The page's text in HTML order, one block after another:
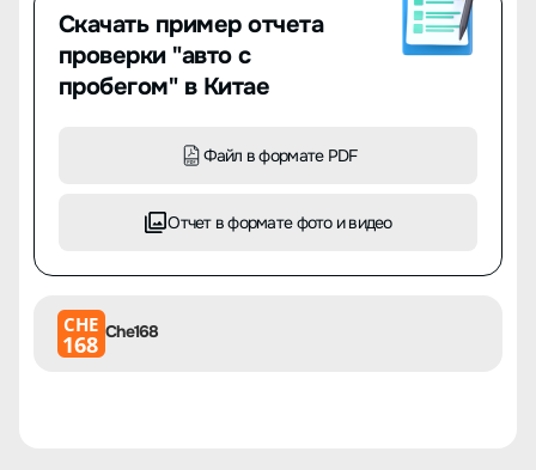
Скачать пример отчета
проверки "авто с
пробегом" в Китае
Файл в формате PDF
Отчет в формате фото и видео
CHE
168 Che168